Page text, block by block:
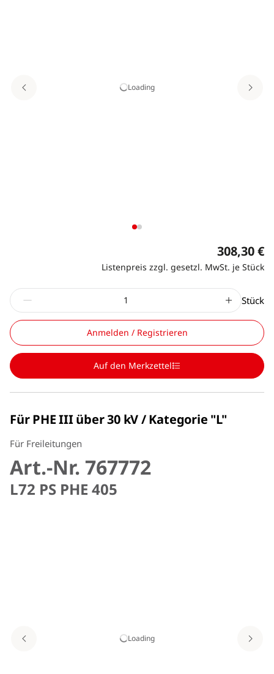
Loading
308,30 €
Listenpreis zzgl. gesetzl. MwSt. je Stück
Stück
Anmelden / Registrieren
Auf den Merkzettel
Für PHE III über 30 kV / Kategorie "L"
Für Freileitungen
Art.-Nr. 767772
L72 PS PHE 405
Loading